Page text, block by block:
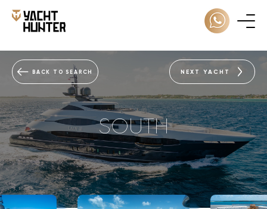
BACK TO SEARCH NEXT YACHT
SOUTH